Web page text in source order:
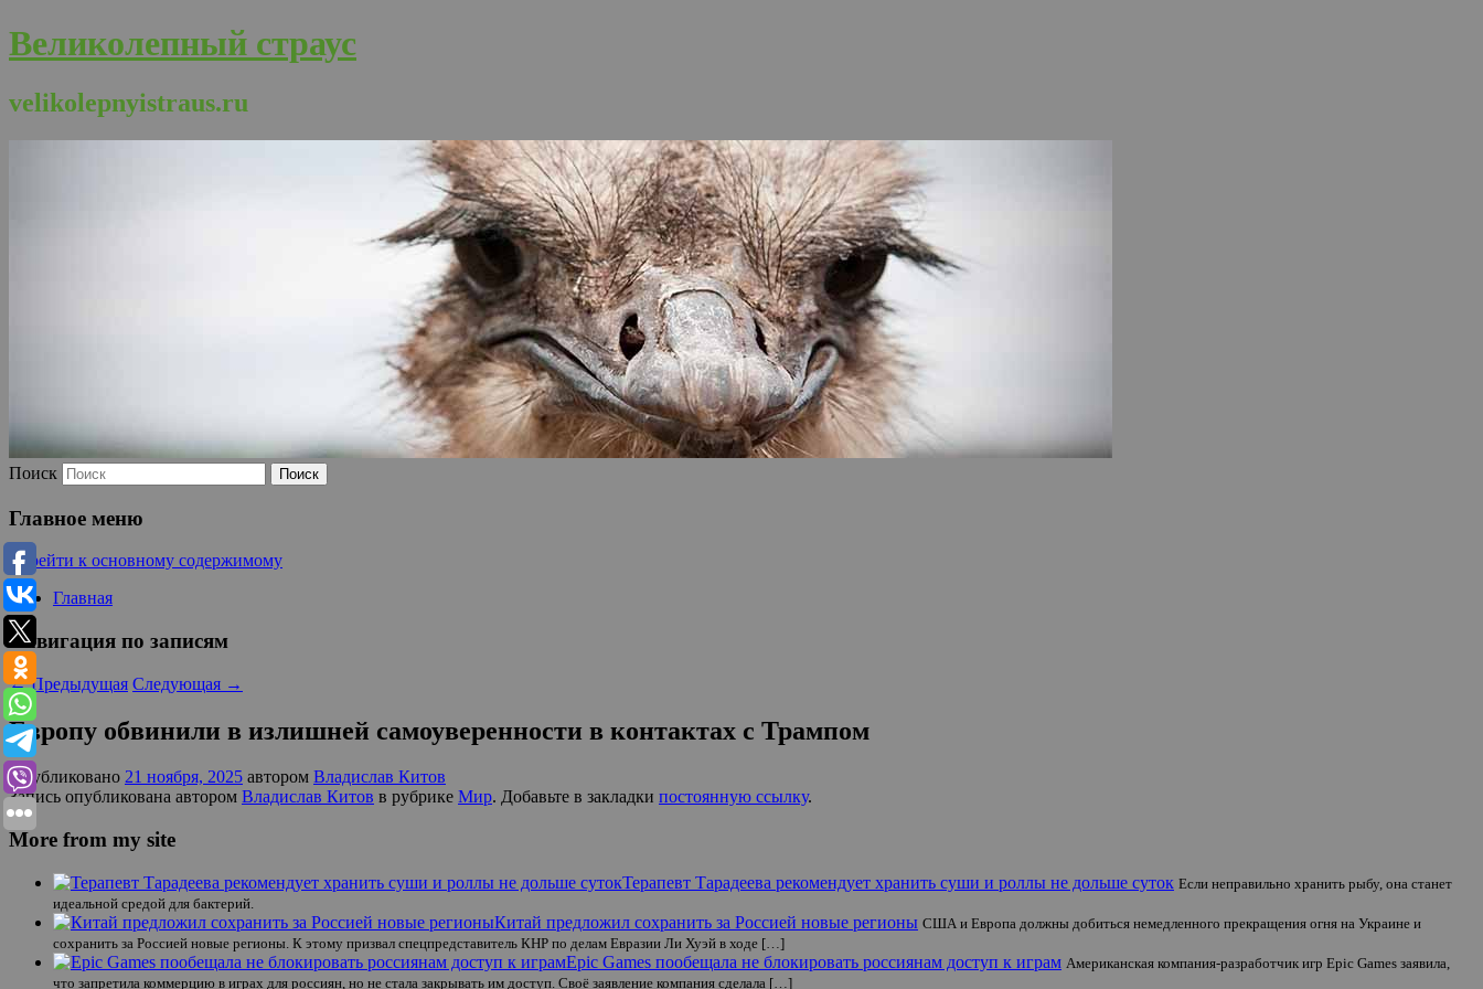
Великолепный страус
velikolepnyistraus.ru
Поиск
Главное меню
Перейти к основному содержимому
Главная
Навигация по записям
←Предыдущая Следующая →
Европу обвинили в излишней самоуверенности в контактах с Трампом
Опубликовано 21 ноября, 2025 автором Владислав Китов
Запись опубликована автором Владислав Китов в рубрике Мир. Добавьте в закладки постоянную ссылку.
More from my site
Терапевт Тарадеева рекомендует хранить суши и роллы не дольше суток Если неправильно хранить рыбу, она станет
идеальной средой для бактерий.
Китай предложил сохранить за Россией новые регионы США и Европа должны добиться немедленного прекращения огня на Украине и
сохранить за Россией новые регионы. К этому призвал спецпредставитель КНР по делам Евразии Ли Хуэй в ходе […]
Epic Games пообещала не блокировать россиянам доступ к играм Американская компания-разработчик игр Epic Games заявила,
что запретила коммерцию в играх для россиян, но не стала закрывать им доступ. Своё заявление компания сделала […]